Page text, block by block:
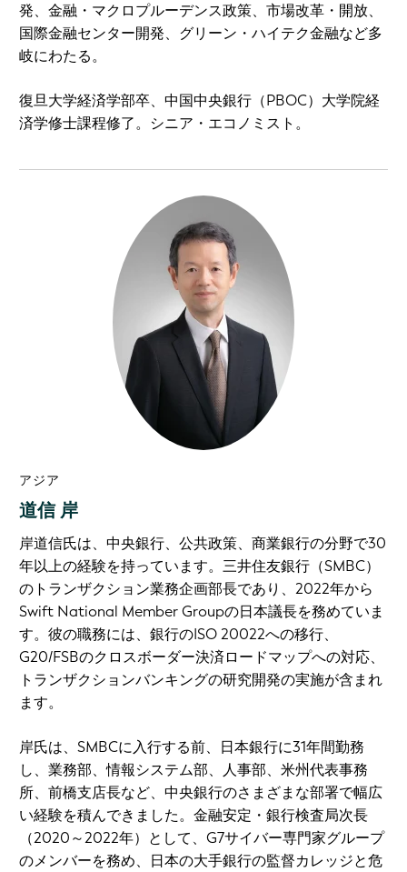
発、金融・マクロプルーデンス政策、市場改革・開放、
国際金融センター開発、グリーン・ハイテク金融など多
岐にわたる。
復旦大学経済学部卒、中国中央銀行（PBOC）大学院経
済学修士課程修了。シニア・エコノミスト。
アジア
道信 岸
岸道信氏は、中央銀行、公共政策、商業銀行の分野で30
年以上の経験を持っています。三井住友銀行（SMBC）
のトランザクション業務企画部長であり、2022年から
Swift National Member Groupの日本議長を務めていま
す。彼の職務には、銀行のISO 20022への移行、
G20/FSBのクロスボーダー決済ロードマップへの対応、
トランザクションバンキングの研究開発の実施が含まれ
ます。
岸氏は、SMBCに入行する前、日本銀行に31年間勤務
し、業務部、情報システム部、人事部、米州代表事務
所、前橋支店長など、中央銀行のさまざまな部署で幅広
い経験を積んできました。金融安定・銀行検査局次長
（2020～2022年）として、G7サイバー専門家グループ
のメンバーを務め、日本の大手銀行の監督カレッジと危